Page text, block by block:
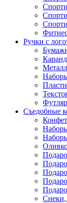
Ручки с
Съедобные
Снеки,